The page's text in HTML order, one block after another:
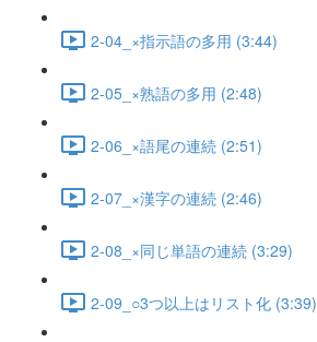
2-04_×指示語の多用 (3:44)
2-05_×熟語の多用 (2:48)
2-06_×語尾の連続 (2:51)
2-07_×漢字の連続 (2:46)
2-08_×同じ単語の連続 (3:29)
2-09_○3つ以上はリスト化 (3:39)